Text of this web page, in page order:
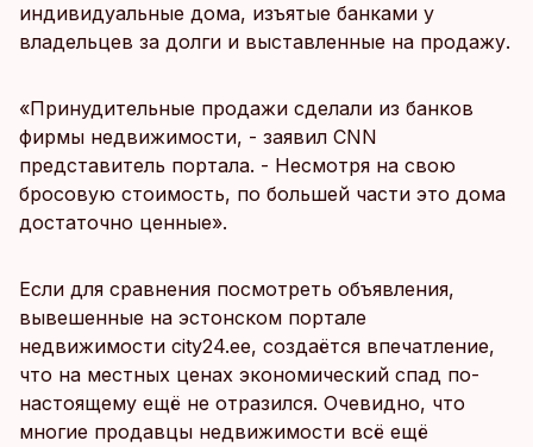
индивидуальные дома, изъятые банками у
владельцев за долги и выставленные на продажу.
«Принудительные продажи сделали из банков
фирмы недвижимости, - заявил CNN
представитель портала. - Несмотря на свою
бросовую стоимость, по большей части это дома
достаточно ценные».
Если для сравнения посмотреть объявления,
вывешенные на эстонском портале
недвижимости city24.ee, создаётся впечатление,
что на местных ценах экономический спад по-
настоящему ещё не отразился. Очевидно, что
многие продавцы недвижимости всё ещё